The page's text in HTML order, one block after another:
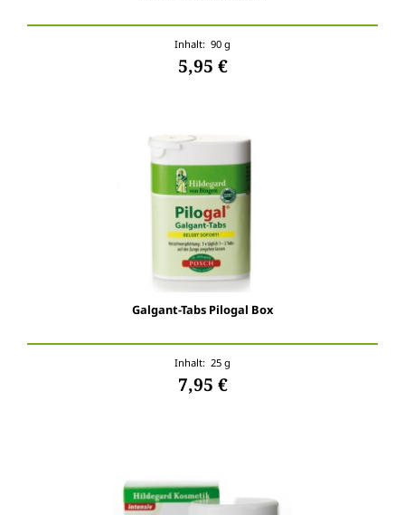
Inhalt: 90 g
5,95 €
Galgant-Tabs Pilogal Box
Inhalt: 25 g
7,95 €